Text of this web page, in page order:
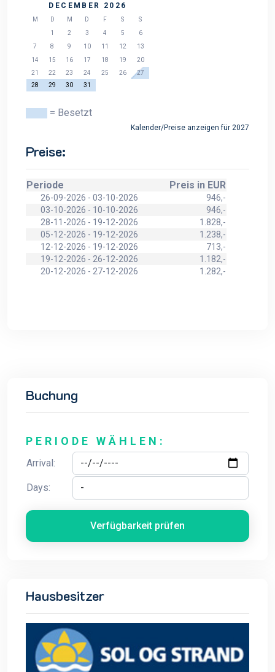
DECEMBER 2026
M D M D F S
S
1
2 3 4 5
6
7
8 9 10 11 12
13
14
15 16 17 18 19
20
21
22 23 24 25 26
27
28
29 30 31
= Besetzt
Kalender/Preise anzeigen für 2027
Preise:
Periode Preis in EUR
26-09-2026 - 03-10-2026
946,-
03-10-2026 - 10-10-2026
946,-
28-11-2026 - 19-12-2026
1.828,-
05-12-2026 - 19-12-2026
1.238,-
12-12-2026 - 19-12-2026
713,-
19-12-2026 - 26-12-2026
1.182,-
20-12-2026 - 27-12-2026
1.282,-
Buchung
PERIODE WÄHLEN:
Arrival:
Days:
Verfügbarkeit prüfen
Hausbesitzer